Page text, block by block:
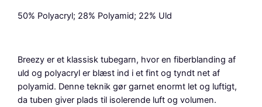
e
y
,
M
ø
50% Polyacryl; 28% Polyamid; 22% Uld
Breezy er et klassisk tubegarn, hvor en fiberblanding af
uld og polyacryl er blæst ind i et fint og tyndt net af
polyamid. Denne teknik gør garnet enormt let og luftigt,
da tuben giver plads til isolerende luft og volumen.